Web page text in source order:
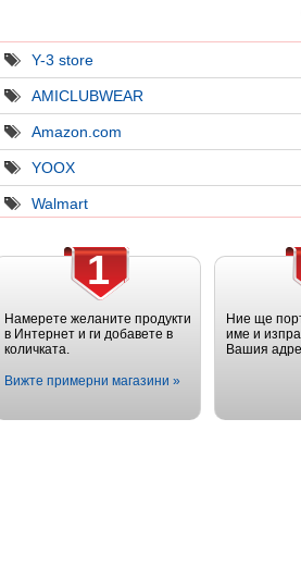
Y-3 store
AMICLUBWEAR
Amazon.com
YOOX
Walmart
1
Намерете желаните продукти
в Интернет и ги добавете в
количката.
Вижте примерни магазини »
Ние ще
име и
Вашия